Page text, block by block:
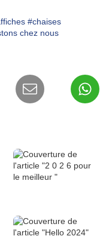
#chaises
chez nous